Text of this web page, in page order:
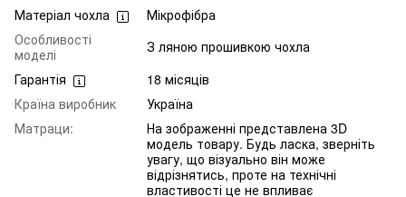
Матеріал чохла
Мікрофібра
Особливості
моделі
З ляною прошивкою чохла
Гарантія
18 місяців
Країна виробник
Україна
Матраци:
На зображенні представлена 3D
модель товару. Будь ласка, зверніть
увагу, що візуально він може
відрізнятись, проте на технічні
властивості це не впливає